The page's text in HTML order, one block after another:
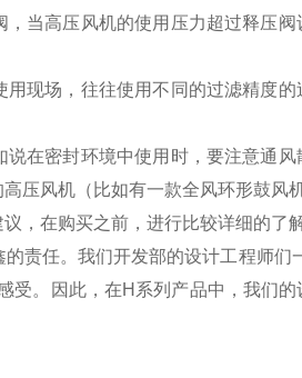
当高压风机的使用压力超过释压
现场，往往使用不同的过滤精度
在密封环境中使用时，要注意通
压风机（比如有一款全风环形鼓风
，在购买之前，进行比较详细的了解
责任。我们开发部的设计工程师
受。因此，在H系列产品中，我们